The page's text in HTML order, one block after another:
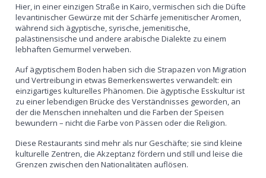
Hier, in einer einzigen Straße in Kairo, vermischen sich die Düfte
levantinischer Gewürze mit der Schärfe jemenitischer Aromen,
während sich ägyptische, syrische, jemenitische,
palästinensische und andere arabische Dialekte zu einem
lebhaften Gemurmel verweben.
Auf ägyptischem Boden haben sich die Strapazen von Migration
und Vertreibung in etwas Bemerkenswertes verwandelt: ein
einzigartiges kulturelles Phänomen. Die ägyptische Esskultur ist
zu einer lebendigen Brücke des Verständnisses geworden, an
der die Menschen innehalten und die Farben der Speisen
bewundern – nicht die Farbe von Pässen oder die Religion.
Diese Restaurants sind mehr als nur Geschäfte; sie sind kleine
kulturelle Zentren, die Akzeptanz fördern und still und leise die
Grenzen zwischen den Nationalitäten auflösen.